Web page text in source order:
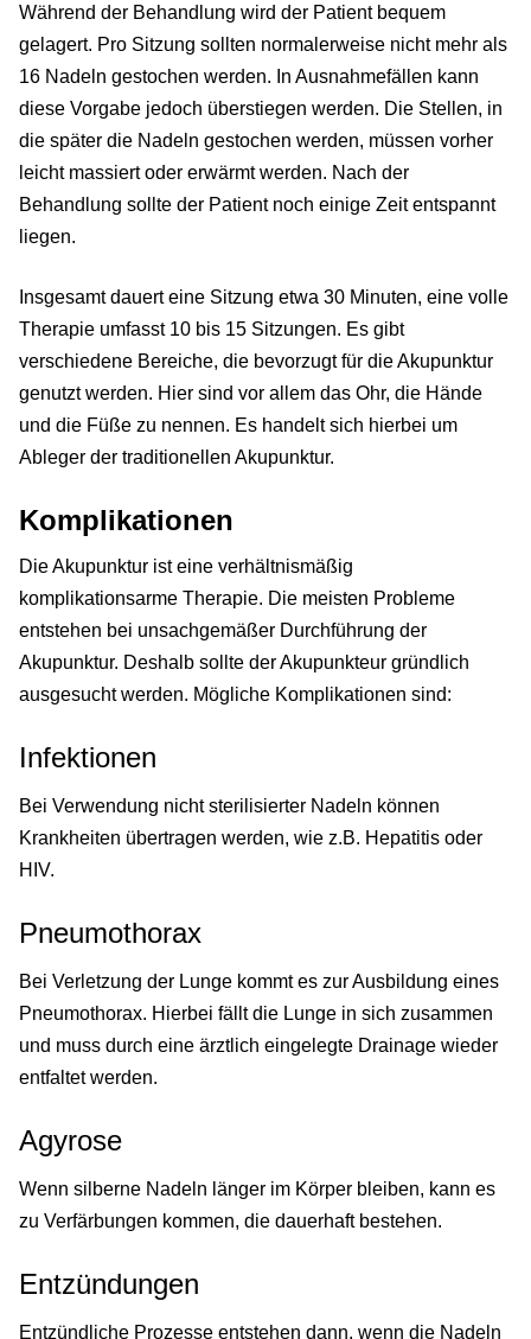
Während der Behandlung wird der Patient bequem
gelagert. Pro Sitzung sollten normalerweise nicht mehr als
16 Nadeln gestochen werden. In Ausnahmefällen kann
diese Vorgabe jedoch überstiegen werden. Die Stellen, in
die später die Nadeln gestochen werden, müssen vorher
leicht massiert oder erwärmt werden. Nach der
Behandlung sollte der Patient noch einige Zeit entspannt
liegen.
Insgesamt dauert eine Sitzung etwa 30 Minuten, eine volle
Therapie umfasst 10 bis 15 Sitzungen. Es gibt
verschiedene Bereiche, die bevorzugt für die Akupunktur
genutzt werden. Hier sind vor allem das Ohr, die Hände
und die Füße zu nennen. Es handelt sich hierbei um
Ableger der traditionellen Akupunktur.
Komplikationen
Die Akupunktur ist eine verhältnismäßig
komplikationsarme Therapie. Die meisten Probleme
entstehen bei unsachgemäßer Durchführung der
Akupunktur. Deshalb sollte der Akupunkteur gründlich
ausgesucht werden. Mögliche Komplikationen sind:
Infektionen
Bei Verwendung nicht sterilisierter Nadeln können
Krankheiten übertragen werden, wie z.B. Hepatitis oder
HIV.
Pneumothorax
Bei Verletzung der Lunge kommt es zur Ausbildung eines
Pneumothorax. Hierbei fällt die Lunge in sich zusammen
und muss durch eine ärztlich eingelegte Drainage wieder
entfaltet werden.
Agyrose
Wenn silberne Nadeln länger im Körper bleiben, kann es
zu Verfärbungen kommen, die dauerhaft bestehen.
Entzündungen
Entzündliche Prozesse entstehen dann, wenn die Nadeln